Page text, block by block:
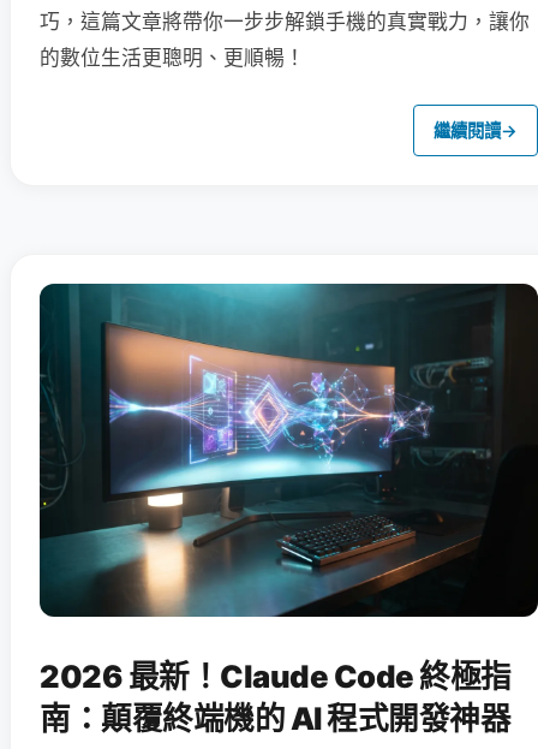
巧，這篇文章將帶你一步步解鎖手機的真實戰力，讓你
的數位生活更聰明、更順暢！
繼續閱讀→
2026 最新！Claude Code 終極指
南：顛覆終端機的 AI 程式開發神器